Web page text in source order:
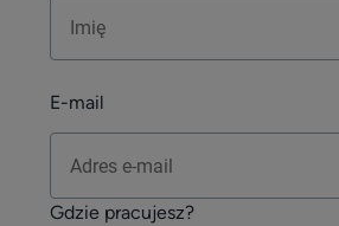
E-mail
Gdzie pracujesz?